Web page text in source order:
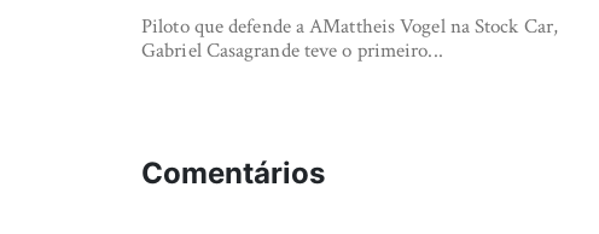
Piloto que defende a AMattheis Vogel na Stock Car,
Gabriel Casagrande teve o primeiro...
Comentários